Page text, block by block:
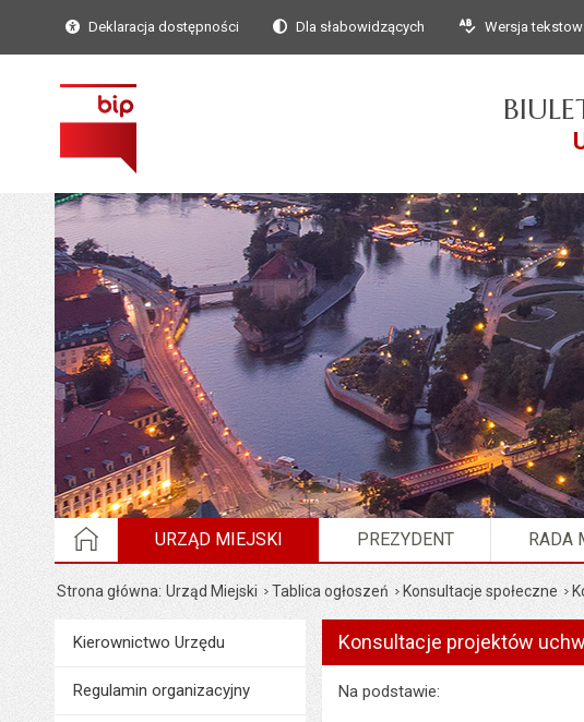
Deklaracja dostępności Dla słabowidzących Wersja
STRONA GŁÓWNA
URZĄD MIEJSKI PREZYDENT RADA
Strona główna Urząd Miejski Tablica ogłoszeń Konsultacje społeczne
MenuUrząd Miejski
Kierownictwo Urzędu
Regulamin organizacyjny
Konsultacje projektów
Na podstawie: